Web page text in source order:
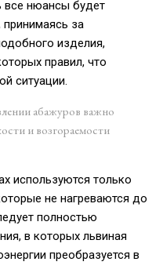
все нюансы будет
за
изделия,
правил, что
ситуации.
абажуров важно
и возгораемости
используются только
не нагреваются до
полностью
в которых львиная
преобразуется в